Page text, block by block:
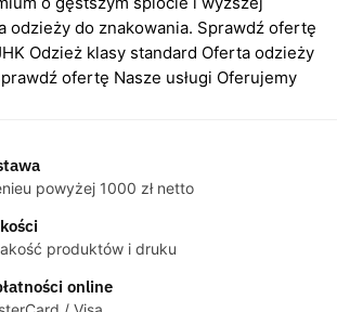
odzieży do znakowania. Sprawdź ofertę
Odzież klasy standard Oferta odzieży
ofertę Nasze usługi Oferujemy
powyżej 1000 zł netto
produktów i druku
online